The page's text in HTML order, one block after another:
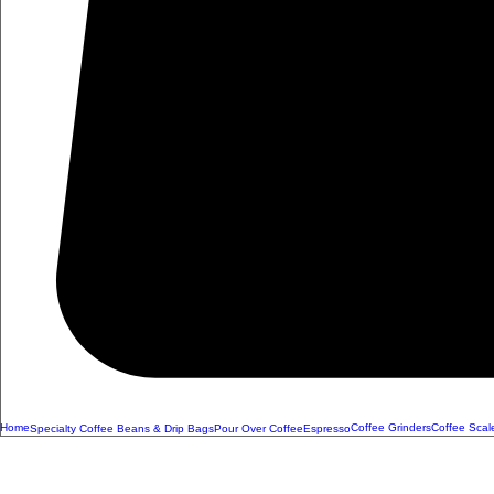
HomeSpecialty Coffee Beans & Drip BagsPour Over CoffeeEspressoCoffee GrindersCoffee